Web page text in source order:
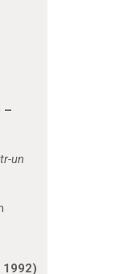
–
un
1992)